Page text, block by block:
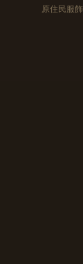
原住民服飾